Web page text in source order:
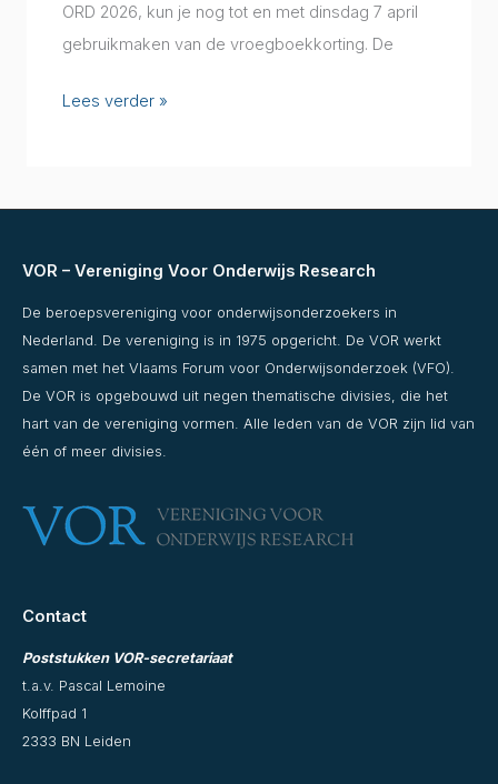
ORD 2026, kun je nog tot en met dinsdag 7 april
gebruikmaken van de vroegboekkorting. De
registratie
sprekers
Lees verder »
VOR – Vereniging Voor Onderwijs Research
De beroepsvereniging voor onderwijsonderzoekers in
Nederland. De vereniging is in 1975 opgericht. De VOR werkt
samen met het Vlaams Forum voor Onderwijsonderzoek (VFO).
De VOR is opgebouwd uit negen thematische divisies, die het
hart van de vereniging vormen. Alle leden van de VOR zijn lid van
één of meer divisies.
Contact
Poststukken VOR-secretariaat
t.a.v. Pascal Lemoine
Kolffpad 1
2333 BN Leiden